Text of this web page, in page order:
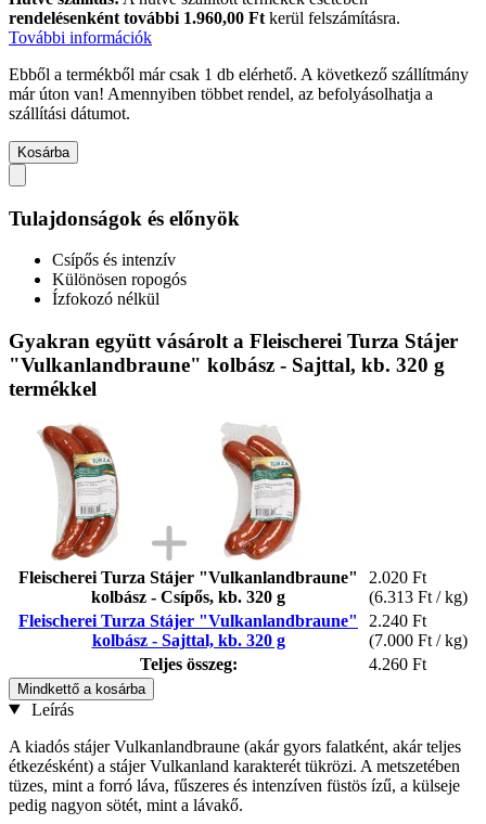
rendelésenként további 1.960,00 Ft kerül felszámításra.
További információk
Ebből a termékből már csak 1 db elérhető. A következő szállítmány
már úton van! Amennyiben többet rendel, az befolyásolhatja a
szállítási dátumot.
Kosárba
Tulajdonságok és előnyök
Csípős és intenzív
Különösen ropogós
Ízfokozó nélkül
Gyakran együtt vásárolt a Fleischerei Turza Stájer
"Vulkanlandbraune" kolbász - Sajttal, kb. 320 g
termékkel
Fleischerei Turza Stájer "Vulkanlandbraune"
kolbász - Csípős, kb. 320 g
2.020 Ft
(6.313 Ft / kg)
Fleischerei Turza Stájer "Vulkanlandbraune"
kolbász - Sajttal, kb. 320 g
2.240 Ft
(7.000 Ft / kg)
Teljes összeg:
4.260 Ft
Mindkettő a kosárba
Leírás
A kiadós stájer Vulkanlandbraune (akár gyors falatként, akár teljes
étkezésként) a stájer Vulkanland karakterét tükrözi. A metszetében
tüzes, mint a forró láva, fűszeres és intenzíven füstös ízű, a külseje
pedig nagyon sötét, mint a lávakő.